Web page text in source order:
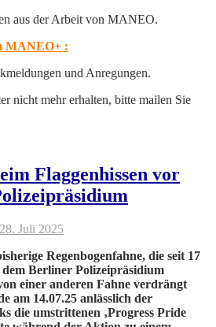
aus der Arbeit von MANEO.
MANEO+ :
und Anregungen.
nicht mehr erhalten, bitte mailen Sie
Flaggenhissen vor
28. Juli 2025
Regenbogenfahne, die seit 17
Berliner Polizeipräsidium
einer anderen Fahne verdrängt
am 14.07.25 anlässlich der
die umstrittenen ‚Progress Pride